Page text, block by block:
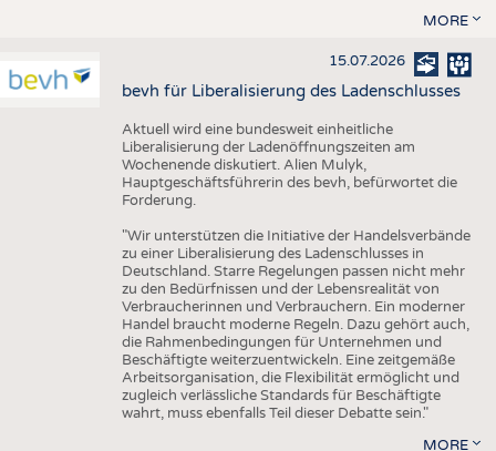
MORE
15.07.2026
bevh für Liberalisierung des Ladenschlusses
Aktuell wird eine bundesweit einheitliche
Liberalisierung der Ladenöffnungszeiten am
Wochenende diskutiert. Alien Mulyk,
Hauptgeschäftsführerin des bevh, befürwortet die
Forderung.
"Wir unterstützen die Initiative der Handelsverbände
zu einer Liberalisierung des Ladenschlusses in
Deutschland. Starre Regelungen passen nicht mehr
zu den Bedürfnissen und der Lebensrealität von
Verbraucherinnen und Verbrauchern. Ein moderner
Handel braucht moderne Regeln. Dazu gehört auch,
die Rahmenbedingungen für Unternehmen und
Beschäftigte weiterzuentwickeln. Eine zeitgemäße
Arbeitsorganisation, die Flexibilität ermöglicht und
zugleich verlässliche Standards für Beschäftigte
wahrt, muss ebenfalls Teil dieser Debatte sein."
MORE